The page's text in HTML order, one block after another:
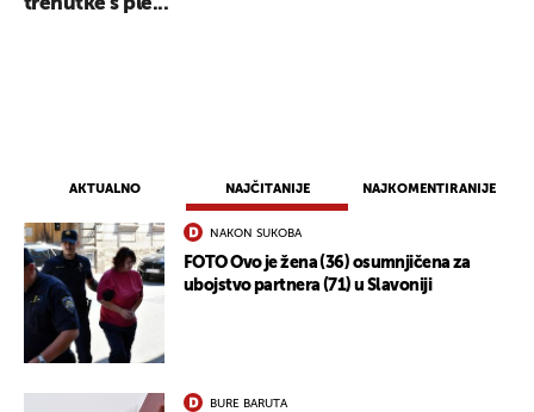
AKTUALNO NAJČITANIJE NAJKOMENTIRANIJE
NAKON SUKOBA
FOTO Ovo je žena (36) osumnjičena za
ubojstvo partnera (71) u Slavoniji
BURE BARUTA
trenutke s ple...